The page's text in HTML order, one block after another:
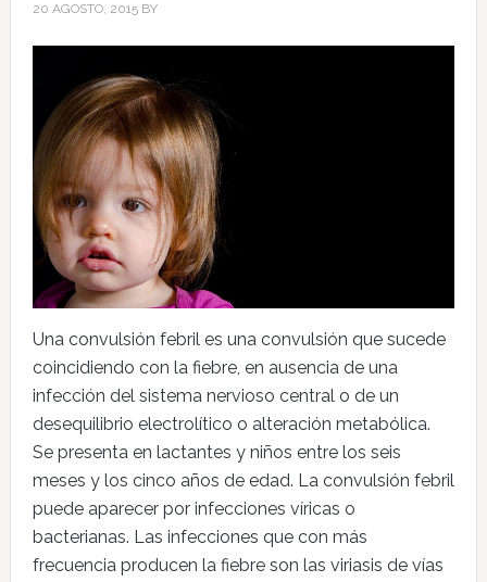
20 AGOSTO, 2015BY
Una convulsión febril es una convulsión que sucede
coincidiendo con la fiebre, en ausencia de una
infección del sistema nervioso central o de un
desequilibrio electrolítico o alteración metabólica.
Se presenta en lactantes y niños entre los seis
meses y los cinco años de edad. La convulsión febril
puede aparecer por infecciones víricas o
bacterianas. Las infecciones que con más
frecuencia producen la fiebre son las viriasis de vías